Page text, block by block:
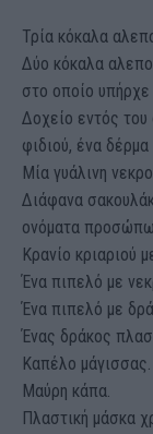
Τρία κόκαλα
Δύο κόκαλα
στο οποίο
Δοχείο εντός
φιδιού, ένα δέρμα
Μία γυάλινη
Διάφανα
ονόματα
Κρανίο κριαριού
Ένα πιπελό με
Ένα πιπελό με
Ένας δράκος
Καπέλο μάγισσας.
Μαύρη κάπα.
Πλαστική μάσκα